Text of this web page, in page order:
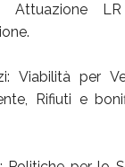
Attuazione
Viabilità per
Rifiuti e